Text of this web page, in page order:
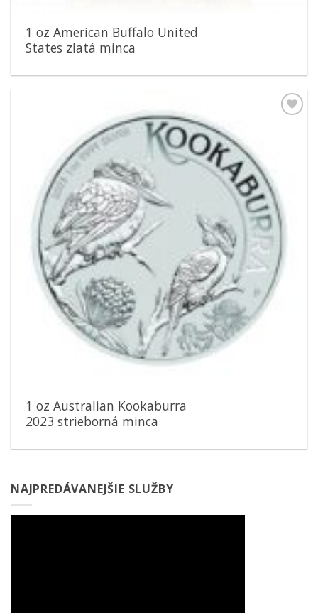
1 oz American Buffalo United
States zlatá minca
1 oz Australian Kookaburra
2023 strieborná minca
NAJPREDÁVANEJŠIE SLUŽBY